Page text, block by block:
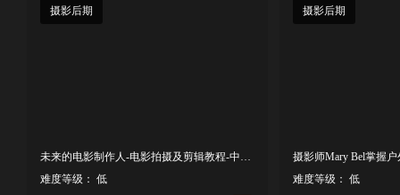
摄影后期
难度等级： 低
摄影后期
难度等级： 低